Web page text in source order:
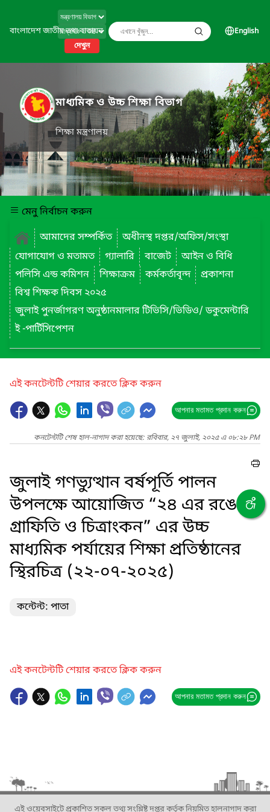
বাংলাদেশ জাতীয় তথ্য বাতায়ন
দেখুন
English
মাধ্যমিক ও উচ্চ শিক্ষা বিভাগ
শিক্ষা মন্ত্রণালয়
মেনু নির্বাচন করুন
আমাদের সম্পর্কিত
অধীনস্থ দপ্তর/অফিস/সংস্থা
যোগাযোগ ও মতামত
গ্যালারি বাজেট
আইন ও বিধি
পলিসি এন্ড কমিশন
শিক্ষাক্রম কর্মকর্তাবৃন্দ
প্রকাশনা
বিশ্ব শিক্ষক দিবস ২০২৫
জুলাই পুনর্জাগরণ অনুষ্ঠানমালার টিভিসি/ভিডিও/ ডকুমেন্টারি
ই -পার্টিসিপেশন
এই কনটেন্টটি শেয়ার করতে ক্লিক করুন
আপনার মতামত প্রদান করুন
কনটেন্টটি শেষ হাল-নাগাদ করা হয়েছে: রবিবার, ২৭ জুলাই, ২০২৫ এ ০৮:২৮ PM
জুলাই গণভ্যুত্থান বর্ষপূর্তি পালন
উপলক্ষে আয়োজিত “২৪ এর রঙে
গ্রাফিতি ও চিত্রাংকন” এর উচ্চ
মাধ্যমিক পর্যায়ের শিক্ষা প্রতিষ্ঠানের
স্থিরচিত্র (২২-০৭-২০২৫)
কন্টেন্ট: পাতা
এই কনটেন্টটি শেয়ার করতে ক্লিক করুন
আপনার মতামত প্রদান করুন
এই ওয়েবসাইটে প্রকাশিত সকল তথ্য সংশ্লিষ্ট দপ্তর কর্তৃক নিয়মিত হালনাগাদ করা